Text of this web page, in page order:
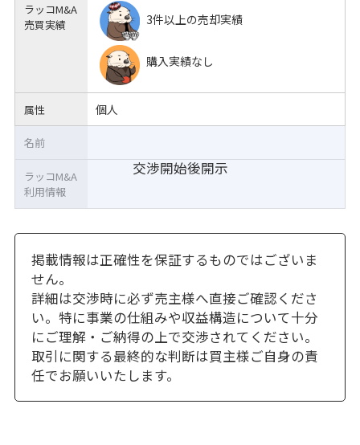
ラッコM&A
売買実績
3件以上の売却実績
購入実績なし
属性 個人
交渉開始後開示
名前
ラッコM&A
利用情報
掲載情報は正確性を保証するものではございま
せん。
詳細は交渉時に必ず売主様へ直接ご確認くださ
い。特に事業の仕組みや収益構造について十分
にご理解・ご納得の上で交渉されてください。
取引に関する最終的な判断は買主様ご自身の責
任でお願いいたします。